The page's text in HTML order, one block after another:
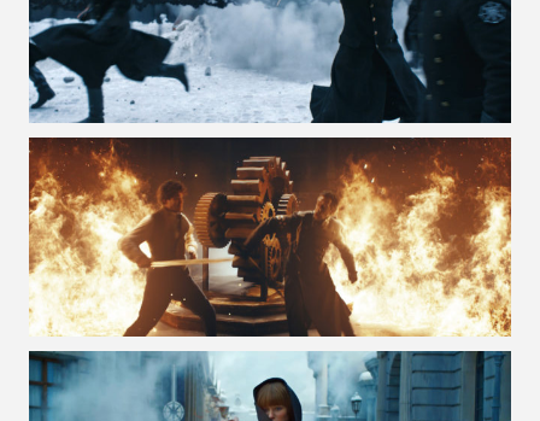
VOIR LA PHOTO EN GRAND FORMAT
VOIR LA PHOTO EN GRAND FORMAT